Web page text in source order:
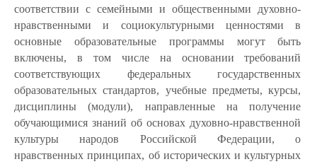
соответствии с семейными и общественными духовно-
нравственными и социокультурными ценностями в
основные образовательные программы могут быть
включены, в том числе на основании требований
соответствующих федеральных государственных
образовательных стандартов, учебные предметы, курсы,
дисциплины (модули), направленные на получение
обучающимися знаний об основах духовно-нравственной
культуры народов Российской Федерации, о
нравственных принципах, об исторических и культурных